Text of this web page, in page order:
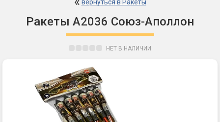
вернуться в Ракеты
Ракеты А2036 Союз-Аполлон
НЕТ В НАЛИЧИИ